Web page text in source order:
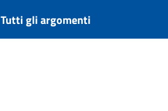
Tutti gli argomenti